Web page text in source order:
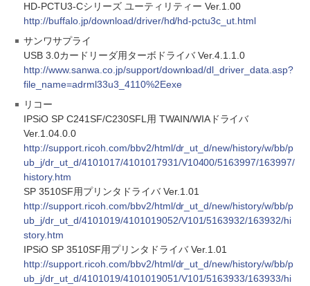
HD-PCTU3-Cシリーズ ユーティリティー Ver.1.00
http://buffalo.jp/download/driver/hd/hd-pctu3c_ut.html
サンワサプライ
USB 3.0カードリーダ用ターボドライバ Ver.4.1.1.0
http://www.sanwa.co.jp/support/download/dl_driver_data.asp?
file_name=adrml33u3_4110%2Eexe
リコー
IPSiO SP C241SF/C230SFL用 TWAIN/WIAドライバ
Ver.1.04.0.0
http://support.ricoh.com/bbv2/html/dr_ut_d/new/history/w/bb/p
ub_j/dr_ut_d/4101017/4101017931/V10400/5163997/163997/
history.htm
SP 3510SF用プリンタドライバ Ver.1.01
http://support.ricoh.com/bbv2/html/dr_ut_d/new/history/w/bb/p
ub_j/dr_ut_d/4101019/4101019052/V101/5163932/163932/hi
story.htm
IPSiO SP 3510SF用プリンタドライバ Ver.1.01
http://support.ricoh.com/bbv2/html/dr_ut_d/new/history/w/bb/p
ub_j/dr_ut_d/4101019/4101019051/V101/5163933/163933/hi